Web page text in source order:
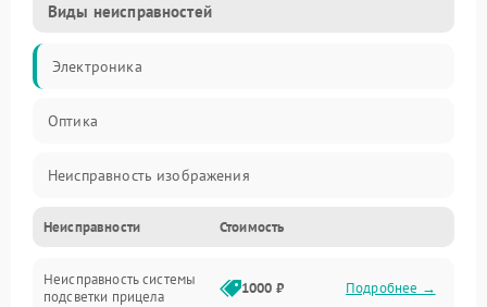
Виды неисправностей
Электроника
Оптика
Неисправность изображения
Механические повреждения
Неисправность фокусировки и оптики
Неисправности Стоимость
Неисправность системы
подсветки прицела
1000 ₽ Подробнее →